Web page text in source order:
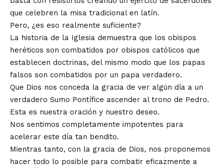
que celebren la misa tradicional en latín.
Pero, ¿es eso realmente suficiente?
La historia de la Iglesia demuestra que los obispos
heréticos son combatidos por obispos católicos que
establecen doctrinas, del mismo modo que los papas
falsos son combatidos por un papa verdadero.
Que Dios nos conceda la gracia de ver algún día a un
verdadero Sumo Pontífice ascender al trono de Pedro.
Esta es nuestra oración y nuestro deseo.
Nos sentimos completamente impotentes para
acelerar este día tan bendito.
Mientras tanto, con la gracia de Dios, nos proponemos
hacer todo lo posible para combatir eficazmente a